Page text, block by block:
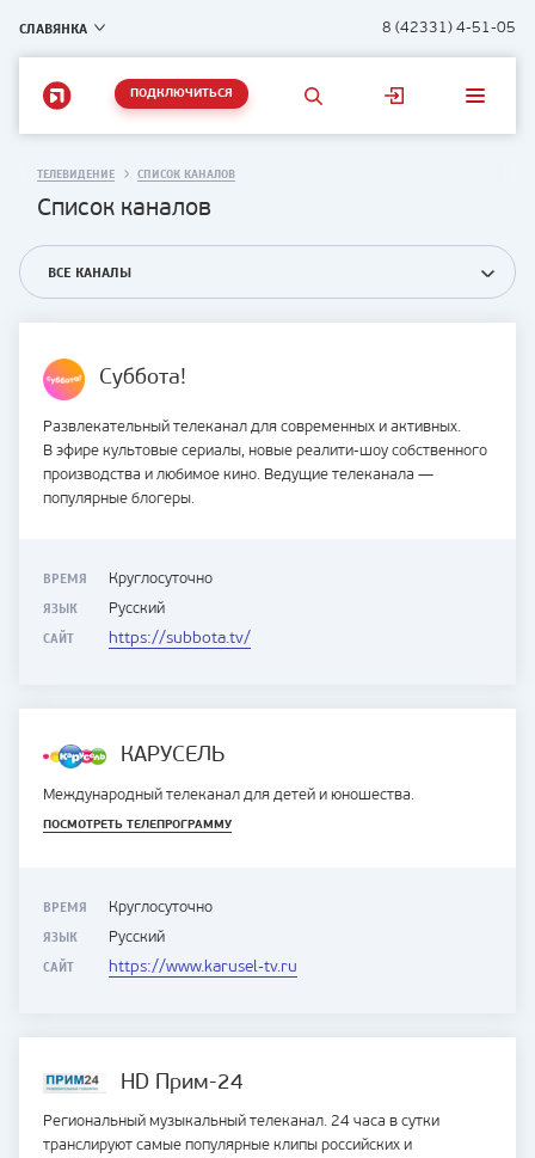
СЛАВЯНКА 8 (42331) 4-51-05
ПОДКЛЮЧИТЬСЯ
ТЕЛЕВИДЕНИЕ СПИСОК КАНАЛОВ
Список каналов
ВСЕ КАНАЛЫ
Суббота!
Развлекательный телеканал для современных и активных.
В эфире культовые сериалы, новые реалити-шоу собственного
производства и любимое кино. Ведущие телеканала —
популярные блогеры.
ВРЕМЯ Круглосуточно
ЯЗЫК Русский
САЙТ https://subbota.tv/
КАРУСЕЛЬ
Международный телеканал для детей и юношества.
ПОСМОТРЕТЬ ТЕЛЕПРОГРАММУ
ВРЕМЯ Круглосуточно
ЯЗЫК Русский
САЙТ https://www.karusel-tv.ru
HD Прим-24
Региональный музыкальный телеканал. 24 часа в сутки
транслируют самые популярные клипы российских и